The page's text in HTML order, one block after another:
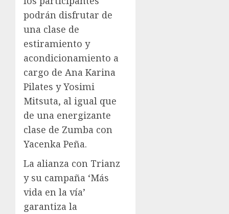
podrán disfrutar de
una clase de
estiramiento y
acondicionamiento a
cargo de Ana Karina
Pilates y Yosimi
Mitsuta, al igual que
de una energizante
clase de Zumba con
Yacenka Peña.
La alianza con Trianz
y su campaña ‘Más
vida en la vía’
garantiza la